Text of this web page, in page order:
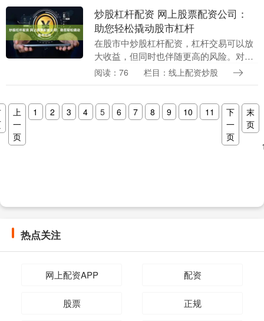
险。 配资可以放大....
炒股杠杆配资 网上股票配资公司：
助您轻松撬动股市杠杆
在股市中炒股杠杆配资，杠杆交易可以放
大收益，但同时也伴随更高的风险。对于
资金有限的投资者来说，网上股票配资公
阅读：76 栏目：线上配资炒股
上
一
页
1 2 3 4 5 6 7 8 9 10 11
下
一
页
末
页
热点关注
网上配资APP 配资
股票 正规